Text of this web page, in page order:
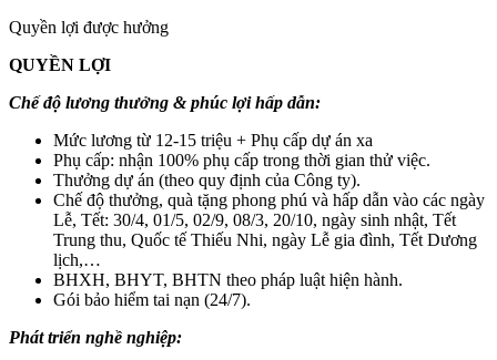
Quyền lợi được hưởng
QUYỀN LỢI
Chế độ lương thưởng & phúc lợi hấp dẫn:
Mức lương từ 12-15 triệu + Phụ cấp dự án xa
Phụ cấp: nhận 100% phụ cấp trong thời gian thử việc.
Thưởng dự án (theo quy định của Công ty).
Chế độ thưởng, quà tặng phong phú và hấp dẫn vào các ngày
Lễ, Tết: 30/4, 01/5, 02/9, 08/3, 20/10, ngày sinh nhật, Tết
Trung thu, Quốc tế Thiếu Nhi, ngày Lễ gia đình, Tết Dương
lịch,…
BHXH, BHYT, BHTN theo pháp luật hiện hành.
Gói bảo hiểm tai nạn (24/7).
Phát triển nghề nghiệp: